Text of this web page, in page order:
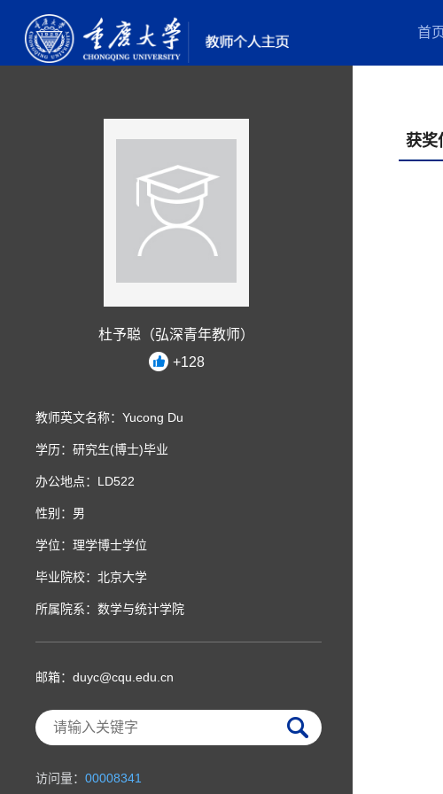
首页
杜予聪（弘深青年教师）
+128
教师英文名称：Yucong Du
学历：研究生(博士)毕业
办公地点：LD522
性别：男
学位：理学博士学位
毕业院校：北京大学
所属院系：数学与统计学院
邮箱： duyc@cqu.edu.cn
访问量： 00008341
获奖